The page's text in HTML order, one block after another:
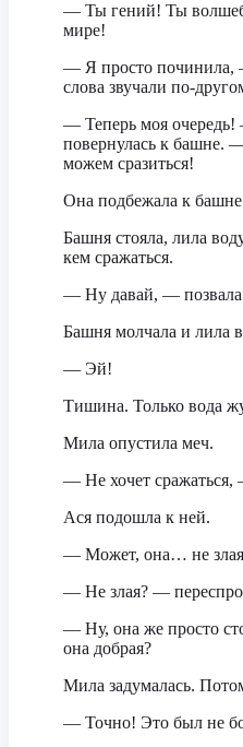
— Ты гений! Ты
мире!
— Я просто починила,
слова звучали по-
— Теперь моя
повернулась к башне.
можем сразиться!
Она подбежала к
Башня стояла, лила
кем сражаться.
— Ну давай, —
Башня молчала и лила
— Эй!
Тишина. Только вода
Мила опустила меч.
— Не хочет сражаться,
Ася подошла к ней.
— Может, она… не
— Не злая? —
— Ну, она же просто
она добрая?
Мила задумалась.
— Точно! Это был не